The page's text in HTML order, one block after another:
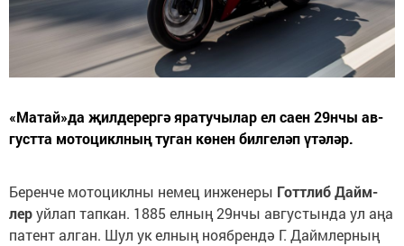
«Ма­тай»­да җил­де­рер­гә яра­ту­чы­лар ел са­ен 29нчы ав­
густ­та мо­то­цикл­ның ту­ган кө­нен бил­ге­ләп үтә­ләр.
Бе­рен­че мо­то­цикл­ны не­мец ин­же­не­ры Готт­либ Дайм­
леруй­лап тап­кан. 1885 ел­ның 29нчы ав­гус­тын­да ул аңа
па­тент ал­ган. Шул ук ел­ның но­яб­рен­дә Г. Дайм­лер­ның